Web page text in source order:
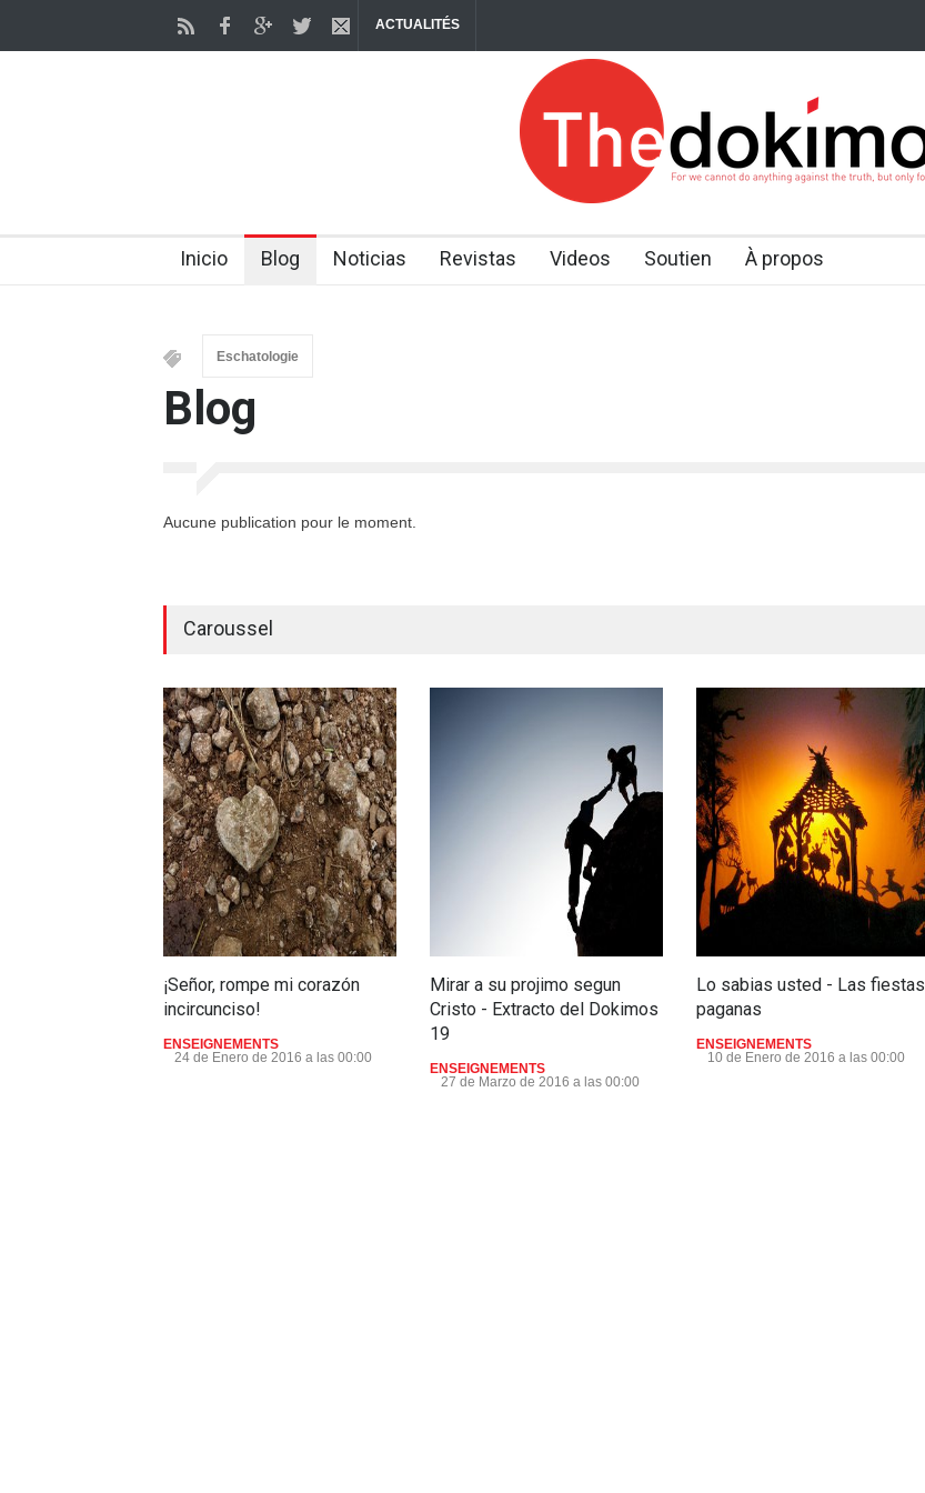
ACTUALITÉS
Inicio Blog Noticias Revistas Videos Soutien À propos
Eschatologie
Blog
Aucune publication pour le moment.
Caroussel
¡Señor, rompe mi corazón
incircunciso!
ENSEIGNEMENTS
24 de Enero de 2016 a las 00:00
Mirar a su projimo segun
Cristo - Extracto del Dokimos
19
ENSEIGNEMENTS
27 de Marzo de 2016 a las 00:00
Lo sabias usted - Las fiestas
paganas
ENSEIGNEMENTS
10 de Enero de 2016 a las 00:00